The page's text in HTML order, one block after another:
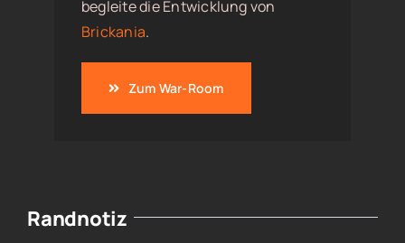
begleite die Entwicklung von
Brickania.
Zum War-Room
Randnotiz